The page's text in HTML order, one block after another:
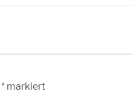
* markiert